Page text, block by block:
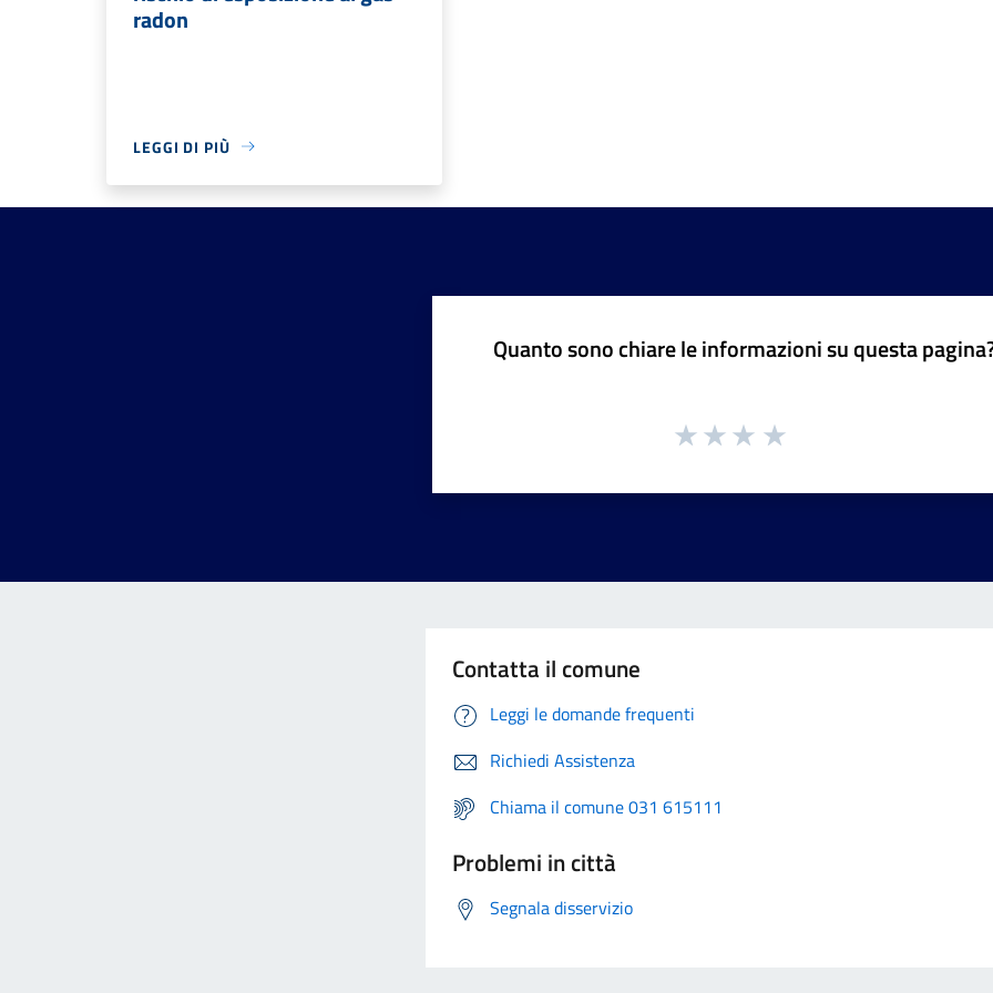
radon
LEGGI DI PIÙ
Quanto sono chiare le informazioni su questa
Contatta il comune
Leggi le domande frequenti
Richiedi Assistenza
Chiama il comune 031 615111
Problemi in città
Segnala disservizio